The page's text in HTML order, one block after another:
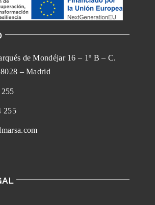
de Mondéjar 16 – 1º B – C.
– Madrid
255